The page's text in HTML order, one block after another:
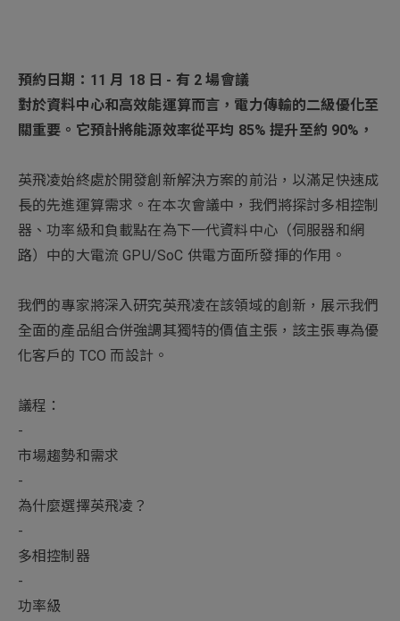
預約日期：11 月 18 日 - 有 2 場會議
對於資料中心和高效能運算而言，電力傳輸的二級優化至
關重要。它預計將能源效率從平均 85% 提升至約 90%，
英飛凌始終處於開發創新解決方案的前沿，以滿足快速成
長的先進運算需求。在本次會議中，我們將探討多相控制
器、功率級和負載點在為下一代資料中心（伺服器和網
路）中的大電流 GPU/SoC 供電方面所發揮的作用。
我們的專家將深入研究英飛凌在該領域的創新，展示我們
全面的產品組合併強調其獨特的價值主張，該主張專為優
化客戶的 TCO 而設計。
議程：
-
市場趨勢和需求
-
為什麼選擇英飛凌？
-
多相控制器
-
功率級